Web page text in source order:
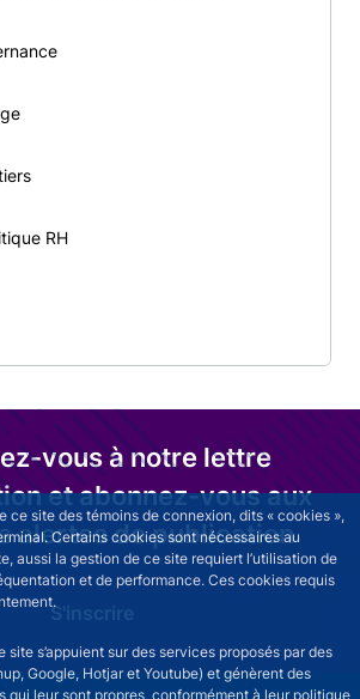
ce site des témoins de connexion, dits « cookies »,
Certains cookies sont nécessaires au
aussi la gestion de ce site requiert l’utilisation de
et de performance. Ces cookies requis
s’appuient sur des services proposés par des
Google, Hotjar et Youtube) et génèrent des
qui leur sont propres, conformément à leur politique
RH
vous à notre lettre
et abonnez-vous aux
alertes de publication
S'inscrire